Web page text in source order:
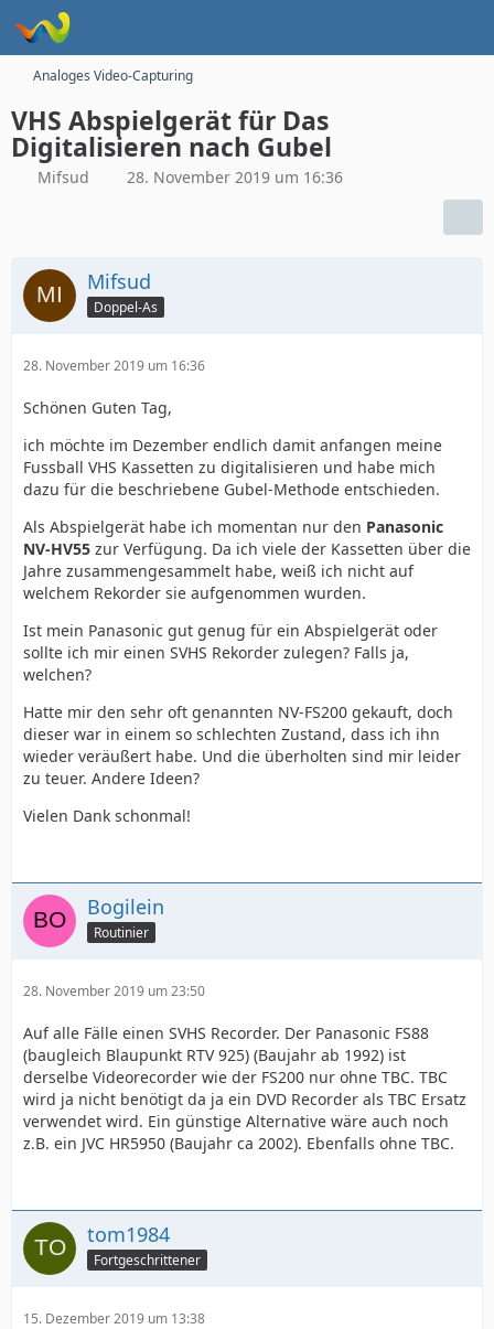
Analoges Video-Capturing
VHS Abspielgerät für Das
Digitalisieren nach Gubel
Mifsud 28. November 2019 um 16:36
Mifsud
Doppel-As
28. November 2019 um 16:36
Schönen Guten Tag,
ich möchte im Dezember endlich damit anfangen meine
Fussball VHS Kassetten zu digitalisieren und habe mich
dazu für die beschriebene Gubel-Methode entschieden.
Als Abspielgerät habe ich momentan nur den Panasonic
NV-HV55 zur Verfügung. Da ich viele der Kassetten über die
Jahre zusammengesammelt habe, weiß ich nicht auf
welchem Rekorder sie aufgenommen wurden.
Ist mein Panasonic gut genug für ein Abspielgerät oder
sollte ich mir einen SVHS Rekorder zulegen? Falls ja,
welchen?
Hatte mir den sehr oft genannten NV-FS200 gekauft, doch
dieser war in einem so schlechten Zustand, dass ich ihn
wieder veräußert habe. Und die überholten sind mir leider
zu teuer. Andere Ideen?
Vielen Dank schonmal!
Bogilein
Routinier
28. November 2019 um 23:50
Auf alle Fälle einen SVHS Recorder. Der Panasonic FS88
(baugleich Blaupunkt RTV 925) (Baujahr ab 1992) ist
derselbe Videorecorder wie der FS200 nur ohne TBC. TBC
wird ja nicht benötigt da ja ein DVD Recorder als TBC Ersatz
verwendet wird. Ein günstige Alternative wäre auch noch
z.B. ein JVC HR5950 (Baujahr ca 2002). Ebenfalls ohne TBC.
tom1984
Fortgeschrittener
15. Dezember 2019 um 13:38